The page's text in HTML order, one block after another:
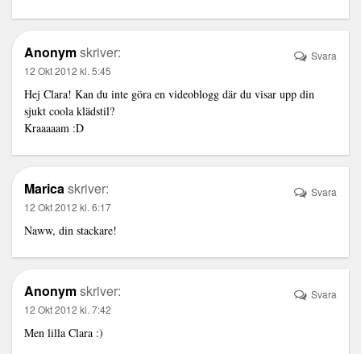
Anonymskriver:
12 Okt 2012 kl. 5:45
Hej Clara! Kan du inte göra en videoblogg där du visar upp din
sjukt coola klädstil?
Kraaaaam :D
Svara
Maricaskriver:
12 Okt 2012 kl. 6:17
Naww, din stackare!
Svara
Anonymskriver:
12 Okt 2012 kl. 7:42
Men lilla Clara :)
Svara